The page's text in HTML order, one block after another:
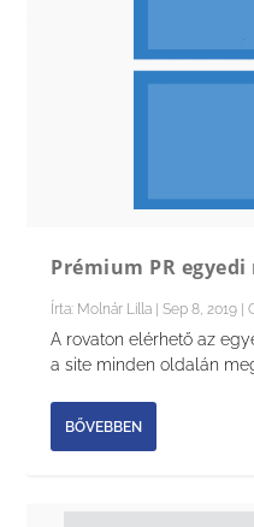
Prémium PR
Írta: Molnár Lilla |Sep 8, 2019 |
A rovaton elérhető az
a site minden oldalán
BŐVEBBEN